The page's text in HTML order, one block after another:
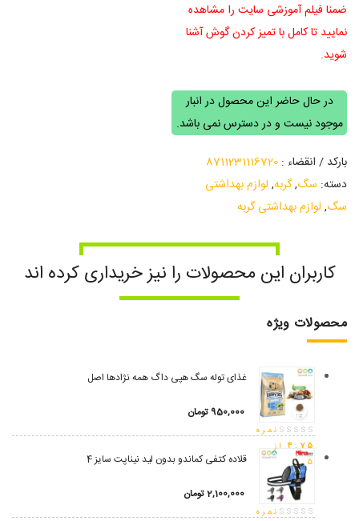
ضمنا فیلم آموزشی سایت را مشاهده
نمایید تا کامل با تمیز کردن گوش آشنا
شوید.
در حال حاضر این محصول در انبار
موجود نیست و در دسترس نمی باشد.
بارکد / انقضاء :8711231116720
دسته: سگ,گربه, لوازم بهداشتی
سگ, لوازم بهداشتی گربه
کاربران این محصولات را نیز خریداری کرده اند
محصولات ویژه
غذای توله سگ هپی داگ همه نژادها اصل
نمره
4.75 از
5
950,000 تومان
قلاده کتفی کماندو بدون لید نیناپت سایز 4
نمره
2,100,000تومان